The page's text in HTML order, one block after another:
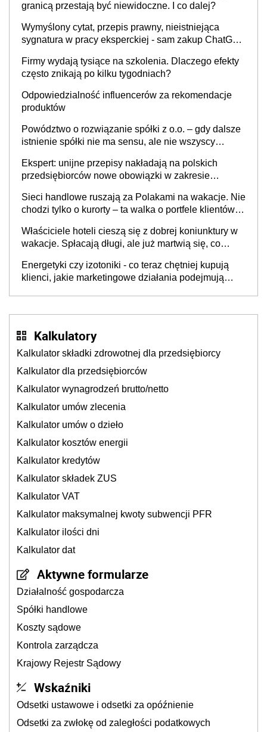
granicą przestają być niewidoczne. I co dalej?
Wymyślony cytat, przepis prawny, nieistniejąca
sygnatura w pracy eksperckiej - sam zakup ChatGPT
Firmy wydają tysiące na szkolenia. Dlaczego efekty
często znikają po kilku tygodniach?
Odpowiedzialność influencerów za rekomendacje
produktów
Powództwo o rozwiązanie spółki z o.o. – gdy dalsze
istnienie spółki nie ma sensu, ale nie wszyscy
Ekspert: unijne przepisy nakładają na polskich
przedsiębiorców nowe obowiązki w zakresie
Sieci handlowe ruszają za Polakami na wakacje. Nie
chodzi tylko o kurorty – ta walka o portfele klientów
cichu
Właściciele hoteli cieszą się z dobrej koniunktury w
wakacje. Spłacają długi, ale już martwią się, co
Energetyki czy izotoniki - co teraz chętniej kupują
klienci, jakie marketingowe działania podejmują
Kalkulatory
Kalkulator składki zdrowotnej dla przedsiębiorcy
Kalkulator dla przedsiębiorców
Kalkulator wynagrodzeń brutto/netto
Kalkulator umów zlecenia
Kalkulator umów o dzieło
Kalkulator kosztów energii
Kalkulator kredytów
Kalkulator składek ZUS
Kalkulator VAT
Kalkulator maksymalnej kwoty subwencji PFR
Kalkulator ilości dni
Kalkulator dat
Aktywne formularze
Działalność gospodarcza
Spółki handlowe
Koszty sądowe
Kontrola zarządcza
Krajowy Rejestr Sądowy
Wskaźniki
Odsetki ustawowe i odsetki za opóźnienie
Odsetki za zwłokę od zaległości podatkowych